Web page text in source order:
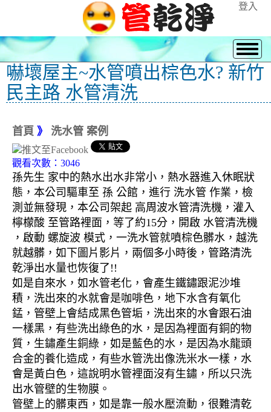
登入
嚇壞屋主~水管噴出棕色水? 新竹
民主路 水管清洗
首頁 》 洗水管 案例
觀看次數：3046
孫先生 家中的熱水出水非常小，熱水器進入休眠狀
態，本公司驅車至 孫 公館，進行 洗水管 作業，檢
測並無發現，本公司架起 高周波水管清洗機，灌入
檸檬酸 至管路裡面，等了約15分，開啟 水管清洗機
，啟動 螺旋波 模式，一洗水管就噴棕色髒水，越洗
就越髒，如下圖片影片，兩個多小時後，管路清洗
乾淨出水量也恢復了!!
如是自來水，如水管老化，會產生鐵鏽跟泥沙堆
積，洗出來的水就會是咖啡色，地下水含有氧化
錳，管壁上會結成黑色管垢，洗出來的水會跟石油
一樣黑，有些洗出綠色的水，是因為裡面有銅的物
質，生鏽產生銅綠，如是藍色的水，是因為水龍頭
合金的養化造成，有些水管洗出像洗米水一樣，水
會是黃白色，這說明水管裡面沒有生鏽，所以只洗
出水管壁的生物膜。
管壁上的髒東西，如是靠一般水壓流動，很難清乾